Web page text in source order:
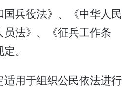
国兵役法》、《中华人民
法》、《征兵工作条
。
适用于组织公民依法进行